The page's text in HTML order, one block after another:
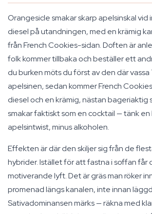
Orangesicle smakar skarp apelsinskal
diesel på utandningen, med en krämig
från French Cookies-sidan. Doften är
folk kommer tillbaka och beställer ett
du burken möts du först av den där
apelsinen, sedan kommer French
diesel och en krämig, nästan bageriaktig
smakar faktiskt som en cocktail — tänk
apelsintwist, minus alkoholen.
Effekten är där den skiljer sig från de
hybrider. Istället för att fastna i soffan får
motiverande lyft. Det är gräs man röker
promenad längs kanalen, inte innan
Sativadominansen märks — räkna med